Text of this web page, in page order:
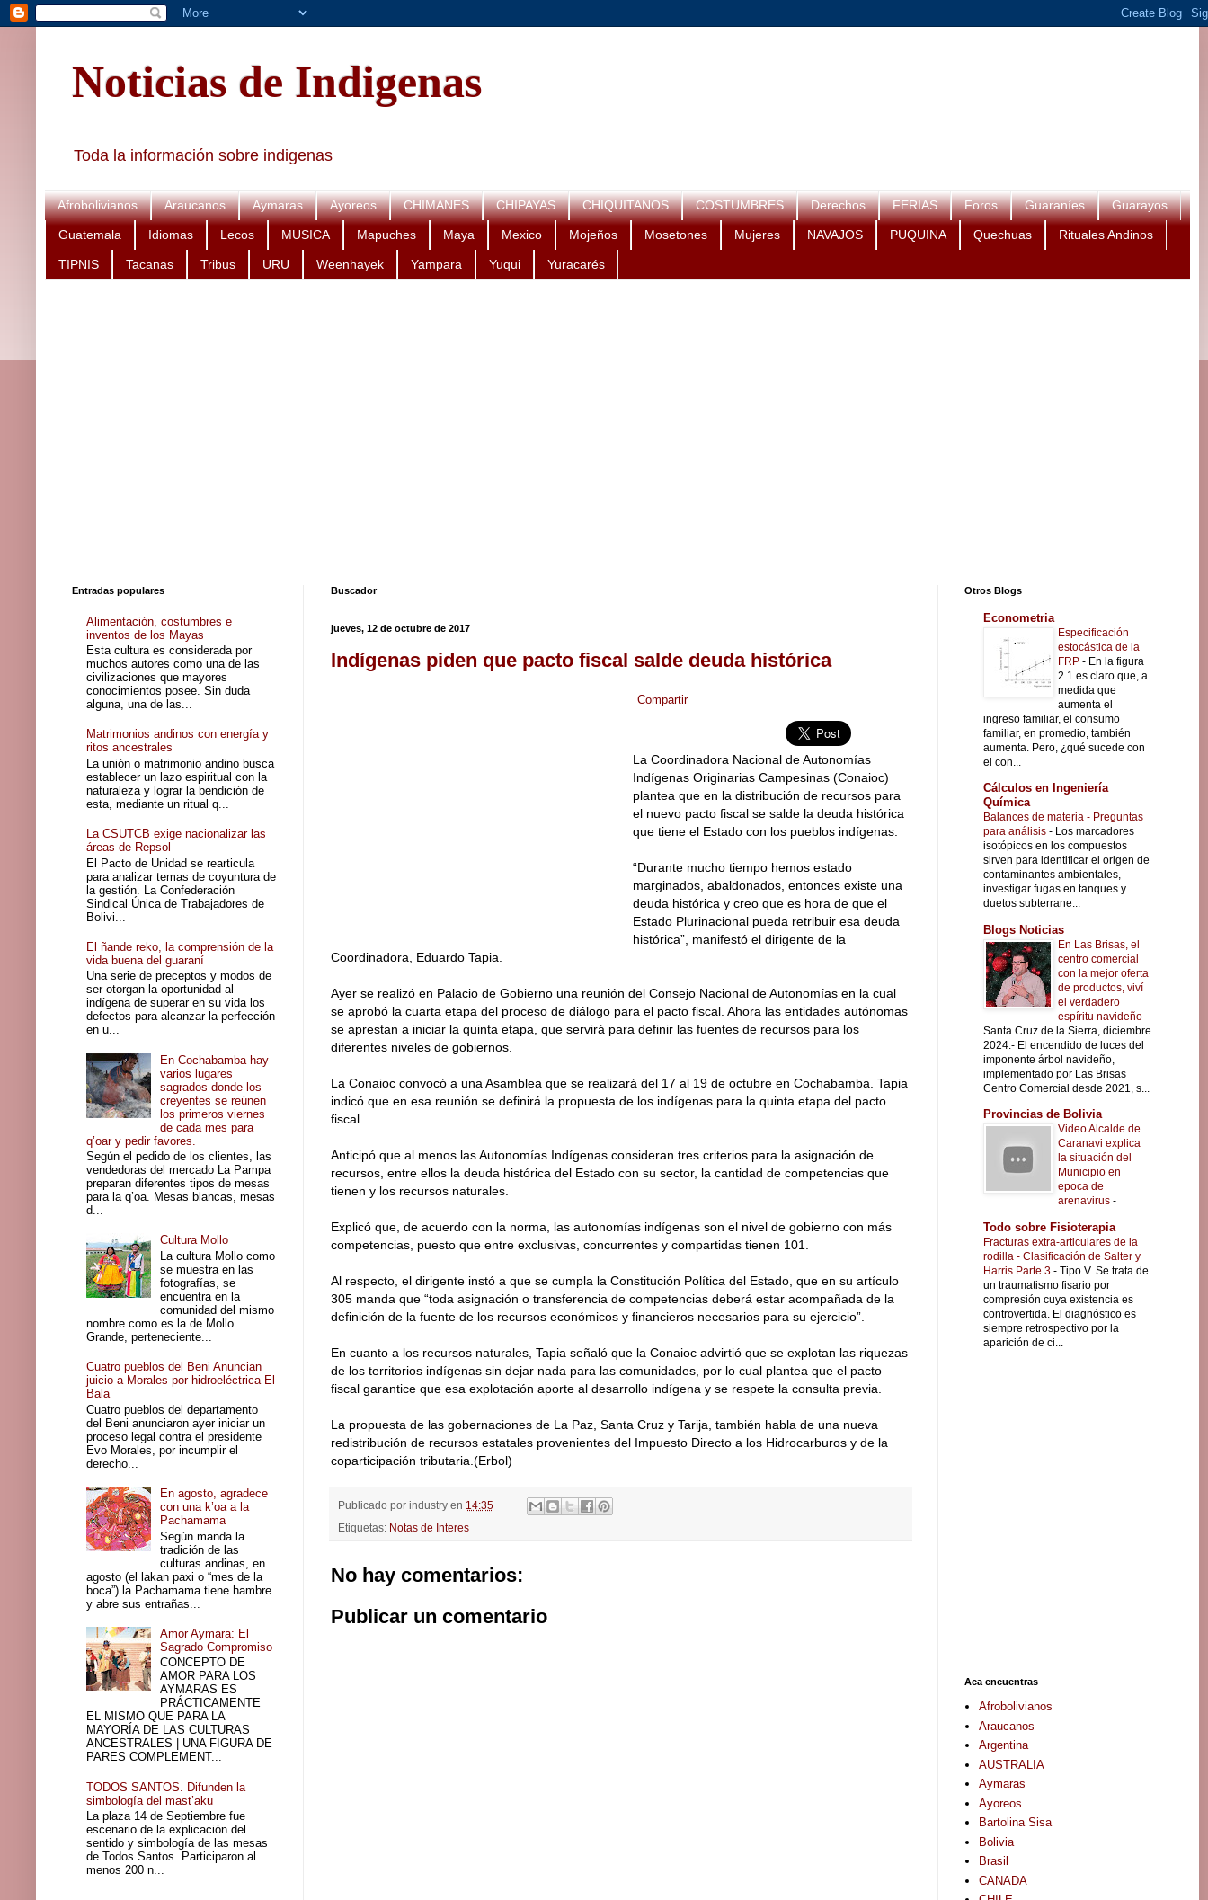
Noticias de Indigenas
Toda la información sobre indigenas
Afrobolivianos Araucanos Aymaras Ayoreos CHIMANES CHIPAYAS CHIQUITANOS COSTUMBRES Derechos FERIAS Foros Guaraníes Guarayos
Guatemala Idiomas Lecos MUSICA Mapuches Maya Mexico Mojeños Mosetones Mujeres NAVAJOS PUQUINA Quechuas Rituales Andinos
TIPNIS Tacanas Tribus URU Weenhayek Yampara Yuqui Yuracarés
Buscador
jueves, 12 de octubre de 2017
Indígenas piden que pacto fiscal salde deuda histórica
Compartir
La Coordinadora Nacional de Autonomías
Indígenas Originarias Campesinas (Conaioc)
plantea que en la distribución de recursos para
el nuevo pacto fiscal se salde la deuda histórica
que tiene el Estado con los pueblos indígenas.
“Durante mucho tiempo hemos estado
marginados, abaldonados, entonces existe una
deuda histórica y creo que es hora de que el
Estado Plurinacional pueda retribuir esa deuda
histórica”, manifestó el dirigente de la
Coordinadora, Eduardo Tapia.
Ayer se realizó en Palacio de Gobierno una reunión del Consejo Nacional de Autonomías en la cual
se aprobó la cuarta etapa del proceso de diálogo para el pacto fiscal. Ahora las entidades autónomas
se aprestan a iniciar la quinta etapa, que servirá para definir las fuentes de recursos para los
diferentes niveles de gobiernos.
La Conaioc convocó a una Asamblea que se realizará del 17 al 19 de octubre en Cochabamba. Tapia
indicó que en esa reunión se definirá la propuesta de los indígenas para la quinta etapa del pacto
fiscal.
Anticipó que al menos las Autonomías Indígenas consideran tres criterios para la asignación de
recursos, entre ellos la deuda histórica del Estado con su sector, la cantidad de competencias que
tienen y los recursos naturales.
Explicó que, de acuerdo con la norma, las autonomías indígenas son el nivel de gobierno con más
competencias, puesto que entre exclusivas, concurrentes y compartidas tienen 101.
Al respecto, el dirigente instó a que se cumpla la Constitución Política del Estado, que en su artículo
305 manda que “toda asignación o transferencia de competencias deberá estar acompañada de la
definición de la fuente de los recursos económicos y financieros necesarios para su ejercicio”.
En cuanto a los recursos naturales, Tapia señaló que la Conaioc advirtió que se explotan las riquezas
de los territorios indígenas sin dejar nada para las comunidades, por lo cual plantea que el pacto
fiscal garantice que esa explotación aporte al desarrollo indígena y se respete la consulta previa.
La propuesta de las gobernaciones de La Paz, Santa Cruz y Tarija, también habla de una nueva
redistribución de recursos estatales provenientes del Impuesto Directo a los Hidrocarburos y de la
coparticipación tributaria.(Erbol)
Publicado por industry en 14:35
Etiquetas: Notas de Interes
No hay comentarios:
Publicar un comentario
Entradas populares
Alimentación, costumbres e
inventos de los Mayas
Esta cultura es considerada por
muchos autores como una de las
civilizaciones que mayores
conocimientos posee. Sin duda
alguna, una de las...
Matrimonios andinos con energía y
ritos ancestrales
La unión o matrimonio andino busca
establecer un lazo espiritual con la
naturaleza y lograr la bendición de
esta, mediante un ritual q...
La CSUTCB exige nacionalizar las
áreas de Repsol
El Pacto de Unidad se rearticula
para analizar temas de coyuntura de
la gestión. La Confederación
Sindical Única de Trabajadores de
Bolivi...
El ñande reko, la comprensión de la
vida buena del guaraní
Una serie de preceptos y modos de
ser otorgan la oportunidad al
indígena de superar en su vida los
defectos para alcanzar la perfección
en u...
En Cochabamba hay
varios lugares
sagrados donde los
creyentes se reúnen
los primeros viernes
de cada mes para
q’oar y pedir favores.
Según el pedido de los clientes, las
vendedoras del mercado La Pampa
preparan diferentes tipos de mesas
para la q’oa. Mesas blancas, mesas
d...
Cultura Mollo
La cultura Mollo como
se muestra en las
fotografías, se
encuentra en la
comunidad del mismo
nombre como es la de Mollo
Grande, perteneciente...
Cuatro pueblos del Beni Anuncian
juicio a Morales por hidroeléctrica El
Bala
Cuatro pueblos del departamento
del Beni anunciaron ayer iniciar un
proceso legal contra el presidente
Evo Morales, por incumplir el
derecho...
En agosto, agradece
con una k’oa a la
Pachamama
Según manda la
tradición de las
culturas andinas, en
agosto (el lakan paxi o “mes de la
boca”) la Pachamama tiene hambre
y abre sus entrañas...
Amor Aymara: El
Sagrado Compromiso
CONCEPTO DE
AMOR PARA LOS
AYMARAS ES
PRÁCTICAMENTE
EL MISMO QUE PARA LA
MAYORÍA DE LAS CULTURAS
ANCESTRALES | UNA FIGURA DE
PARES COMPLEMENT...
TODOS SANTOS. Difunden la
simbología del mast’aku
La plaza 14 de Septiembre fue
escenario de la explicación del
sentido y simbología de las mesas
de Todos Santos. Participaron al
menos 200 n...
Otros Blogs
Econometria
Especificación
estocástica de la
FRP - En la figura
2.1 es claro que, a
medida que
aumenta el
ingreso familiar, el consumo
familiar, en promedio, también
aumenta. Pero, ¿qué sucede con
el con...
Cálculos en Ingeniería
Química
Balances de materia - Preguntas
para análisis - Los marcadores
isotópicos en los compuestos
sirven para identificar el origen de
contaminantes ambientales,
investigar fugas en tanques y
duetos subterrane...
Blogs Noticias
En Las Brisas, el
centro comercial
con la mejor oferta
de productos, viví
el verdadero
espíritu navideño -
Santa Cruz de la Sierra, diciembre
2024.- El encendido de luces del
imponente árbol navideño,
implementado por Las Brisas
Centro Comercial desde 2021, s...
Provincias de Bolivia
Video Alcalde de
Caranavi explica
la situación del
Municipio en
epoca de
arenavirus -
Todo sobre Fisioterapia
Fracturas extra-articulares de la
rodilla - Clasificación de Salter y
Harris Parte 3 - Tipo V. Se trata de
un traumatismo fisario por
compresión cuya existencia es
controvertida. El diagnóstico es
siempre retrospectivo por la
aparición de ci...
Aca encuentras
Afrobolivianos
Araucanos
Argentina
AUSTRALIA
Aymaras
Ayoreos
Bartolina Sisa
Bolivia
Brasil
CANADA